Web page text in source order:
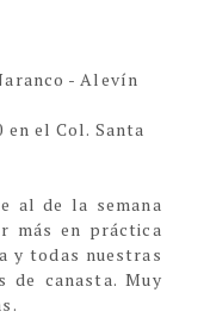
- Alevín
en el Col. Santa
al de la semana
más en práctica
y todas nuestras
de canasta. Muy